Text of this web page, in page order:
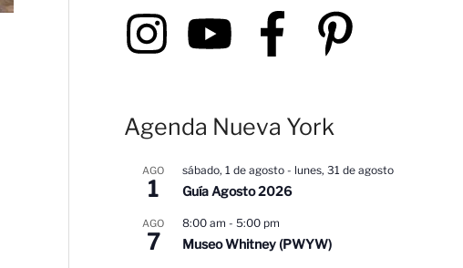
r
rAgenda Nueva York
AGO
1
sábado, 1 de agosto - lunes, 31 de agosto
Guía Agosto 2026
AGO
7
8:00 am - 5:00 pm
Museo Whitney (PWYW)